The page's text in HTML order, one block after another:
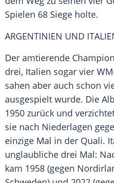
Spielen 68 Siege holte.
ARGENTINIEN UND
Der amtierende
drei, Italien sogar vier
sahen aber auch schon
ausgespielt wurde. Die
1950 zurück und
sie nach Niederlagen
einzige Mal in der Quali.
unglaubliche drei Mal:
kam 1958 (gegen